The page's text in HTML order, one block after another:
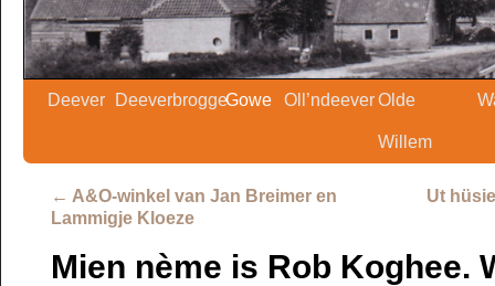
Deever DeeverbroggeGowe Oll’ndeeverOlde
Willem
← A&O-winkel van Jan Breimer en
Lammigje Kloeze
Ut
Mien nème is Rob Koghee.